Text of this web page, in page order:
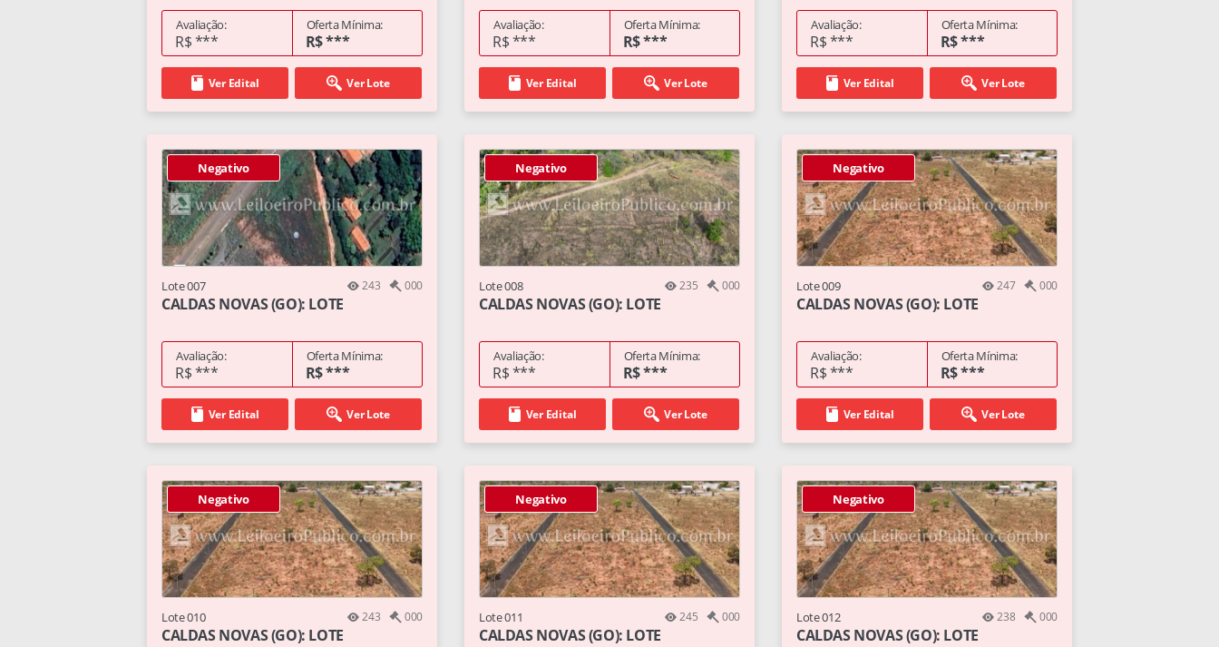
Avaliação:
R$ ***
Oferta Mínima:
R$ ***
Ver Edital Ver Lote
Avaliação:
R$ ***
Oferta Mínima:
R$ ***
Ver Edital Ver Lote
Avaliação:
R$ ***
Oferta Mínima:
R$ ***
Ver Edital Ver Lote
Negativo
Lote 007 243 000
CALDAS NOVAS (GO): LOTE
Avaliação:
R$ ***
Oferta Mínima:
R$ ***
Ver Edital Ver Lote
Negativo
Lote 008 235 000
CALDAS NOVAS (GO): LOTE
Avaliação:
R$ ***
Oferta Mínima:
R$ ***
Ver Edital Ver Lote
Negativo
Lote 009 247 000
CALDAS NOVAS (GO): LOTE
Avaliação:
R$ ***
Oferta Mínima:
R$ ***
Ver Edital Ver Lote
Negativo
Lote 010 243 000
CALDAS NOVAS (GO): LOTE
Negativo
Lote 011 245 000
CALDAS NOVAS (GO): LOTE
Negativo
Lote 012 238 000
CALDAS NOVAS (GO): LOTE